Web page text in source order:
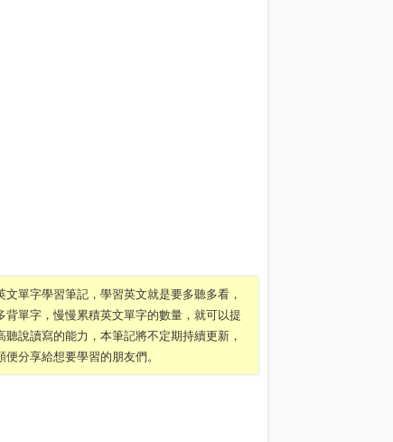
文單字學習筆記，學習英文就是要多聽多看，
背單字，慢慢累積英文單字的數量，就可以提
聽說讀寫的能力，本筆記將不定期持續更新，
便分享給想要學習的朋友們。